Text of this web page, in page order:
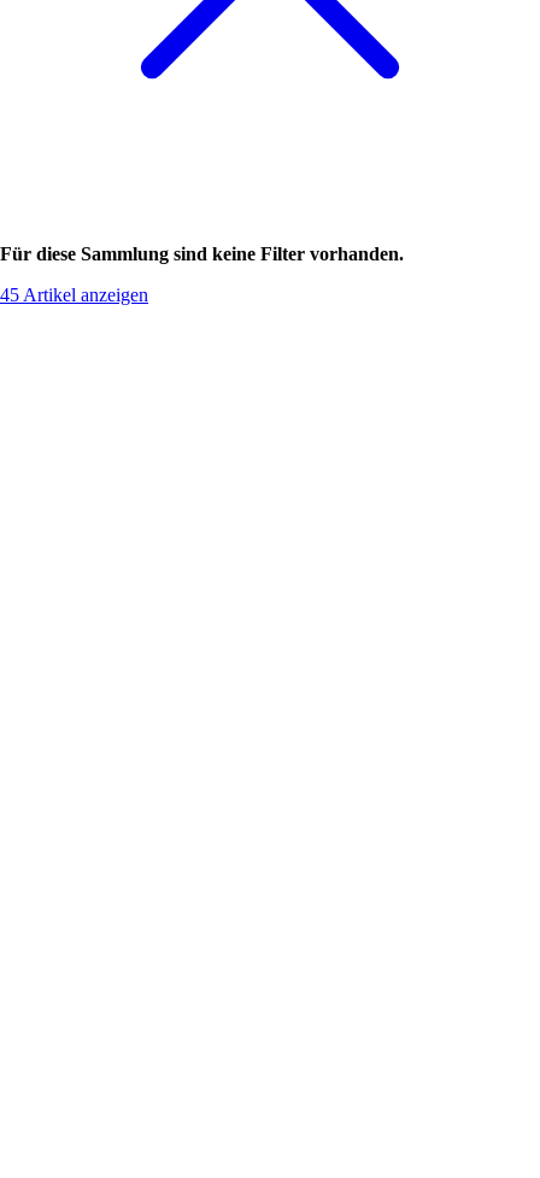
Für diese Sammlung sind keine Filter vorhanden.
45 Artikel anzeigen